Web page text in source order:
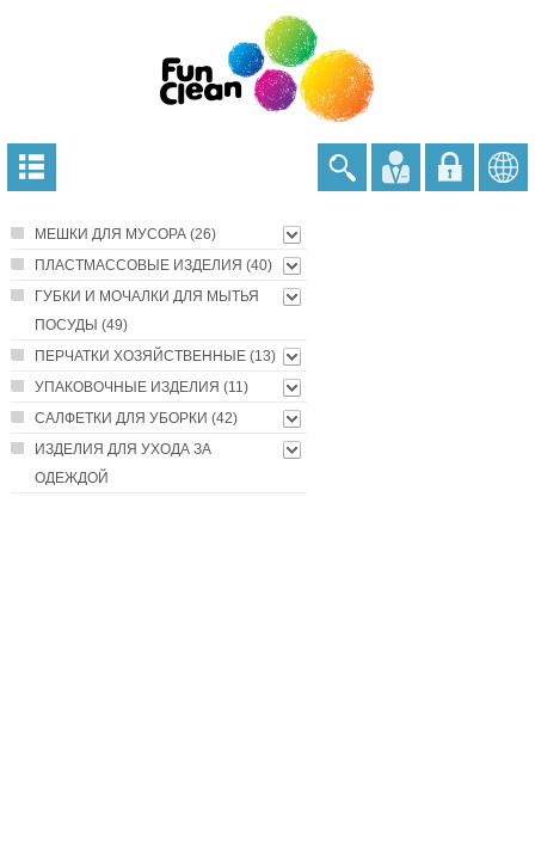
МЕШКИ ДЛЯ МУСОРА (26)
ПЛАСТМАССОВЫЕ ИЗДЕЛИЯ (40)
ГУБКИ И МОЧАЛКИ ДЛЯ МЫТЬЯ
ПОСУДЫ (49)
ПЕРЧАТКИ ХОЗЯЙСТВЕННЫЕ (13)
УПАКОВОЧНЫЕ ИЗДЕЛИЯ (11)
САЛФЕТКИ ДЛЯ УБОРКИ (42)
ИЗДЕЛИЯ ДЛЯ УХОДА ЗА
ОДЕЖДОЙ